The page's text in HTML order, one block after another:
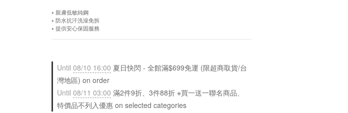
⭑ 親膚低敏純鋼
⭑ 防水抗汗洗澡免拆
⭑ 提供安心保固服務
Until 08/10 16:00 夏日快閃 - 全館滿$699免運 (限超商取貨/台
灣地區) on order
Until 08/11 03:00 滿2件9折、3件88折 ※買一送一聯名商品、
特價品不列入優惠 on selected categories